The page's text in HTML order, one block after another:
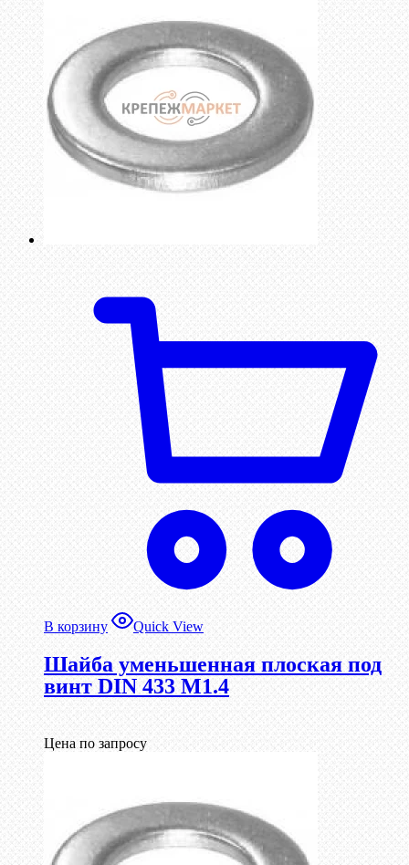
В корзину Quick View
Шайба уменьшенная плоская под
винт DIN 433 М1.4
Цена по запросу